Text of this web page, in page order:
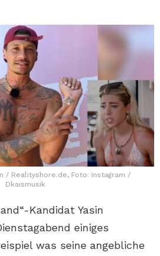
/ Realityshore.de, Foto: Instagram /
Dkaismusik
Kandidat Yasin
einiges
was seine angebliche